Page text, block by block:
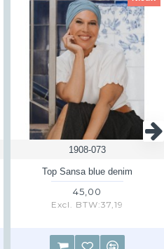
Een geheel gratis retour isniet
of track&trace code
berekenen wij de helft aan
via een brievenbus zonder
betalen wij de retourkosten wel
klant die een retour instuurt via
Wil je dus een verzendbewijs
verzonden hebt dan kost dat
België € 4,50
hier
1908-073
Top Sansa blue denim
45,00
Excl. BTW:37,19